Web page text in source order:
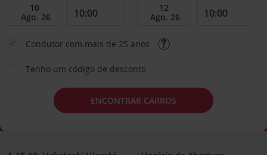
Condutor com mais de 25 anos
Tenho um código de desconto
ENCONTRAR CARROS